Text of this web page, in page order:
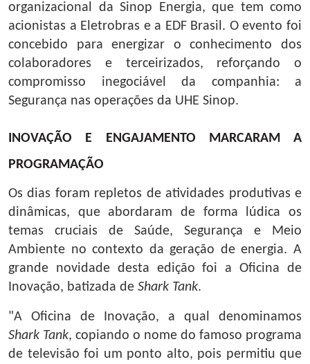
organizacional da Sinop Energia, que tem como
acionistas a Eletrobras e a EDF Brasil. O evento foi
concebido para energizar o conhecimento dos
colaboradores e terceirizados, reforçando o
compromisso inegociável da companhia: a
Segurança nas operações da UHE Sinop.
INOVAÇÃO E ENGAJAMENTO MARCARAM A
PROGRAMAÇÃO
Os dias foram repletos de atividades produtivas e
dinâmicas, que abordaram de forma lúdica os
temas cruciais de Saúde, Segurança e Meio
Ambiente no contexto da geração de energia. A
grande novidade desta edição foi a Oficina de
Inovação, batizada de Shark Tank.
"A Oficina de Inovação, a qual denominamos
Shark Tank, copiando o nome do famoso programa
de televisão foi um ponto alto, pois permitiu que